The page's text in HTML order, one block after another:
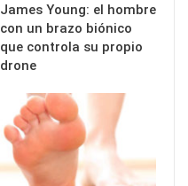
James Young: el hombre
con un brazo biónico
que controla su propio
drone